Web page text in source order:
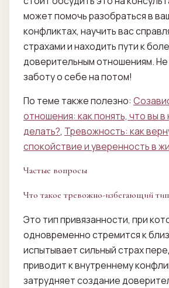
может помочь разобраться в
конфликтах, научить вас
страхами и находить пути к
доверительным отношениям.
заботу о себе на потом!
По теме также полезно:
отношения: как понять, что вы в
делать?, Тревожность: как
спокойствие и уверенность в
Частые вопросы
Что такое тревожно-избегающий тип
Это тип привязанности, при
одновременно стремится к
испытывает сильный страх
приводит к внутреннему
затрудняет создание